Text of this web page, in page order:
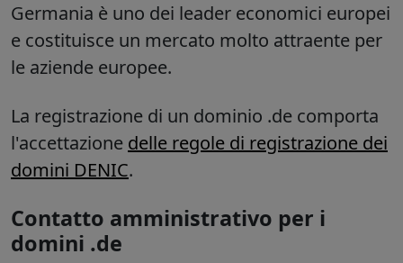
Germania è uno dei leader economici europei
e costituisce un mercato molto attraente per
le aziende europee.
La registrazione di un dominio .de comporta
l'accettazione delle regole di registrazione dei
domini DENIC.
Contatto amministrativo per i
domini .de